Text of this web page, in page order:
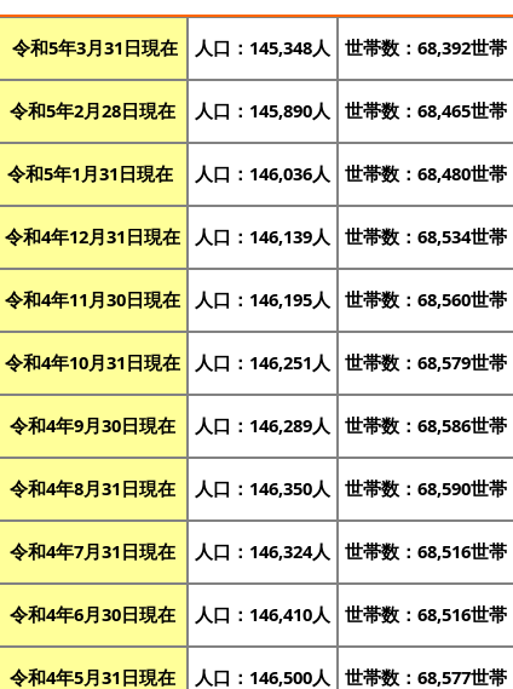
令和5年3月31日現在 人口：145,348人 世帯数：68,392世帯
令和5年2月28日現在 人口：145,890人 世帯数：68,465世帯
令和5年1月31日現在 人口：146,036人 世帯数：68,480世帯
令和4年12月31日現在 人口：146,139人 世帯数：68,534世帯
令和4年11月30日現在 人口：146,195人 世帯数：68,560世帯
令和4年10月31日現在 人口：146,251人 世帯数：68,579世帯
令和4年9月30日現在 人口：146,289人 世帯数：68,586世帯
令和4年8月31日現在 人口：146,350人 世帯数：68,590世帯
令和4年7月31日現在 人口：146,324人 世帯数：68,516世帯
令和4年6月30日現在 人口：146,410人 世帯数：68,516世帯
令和4年5月31日現在 人口：146,500人 世帯数：68,577世帯